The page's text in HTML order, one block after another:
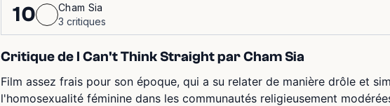
10
Cham Sia
3 critiques
Critique de I Can't Think Straight par Cham Sia
Film assez frais pour son époque, qui a su relater de manière drôle et
l'homosexualité féminine dans les communautés religieusement